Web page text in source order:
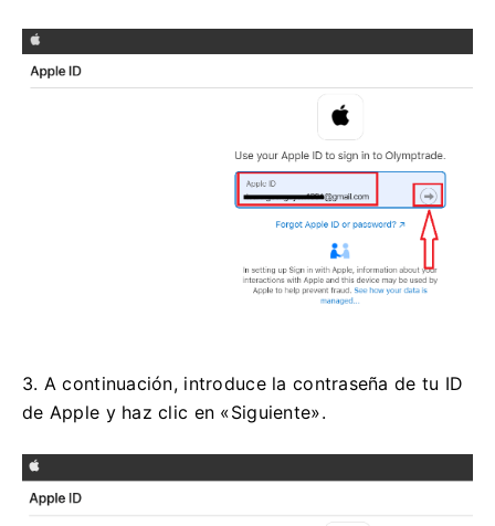
3. A continuación, introduce la contraseña de tu ID
de Apple y haz clic en «Siguiente».